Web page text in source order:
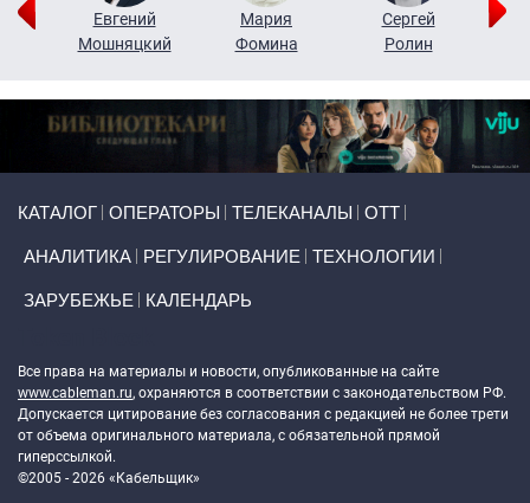
Евгений
Мошняцкий
Мария
Фомина
Сергей
Ролин
КАТАЛОГ ОПЕРАТОРЫ ТЕЛЕКАНАЛЫ ОТТ
АНАЛИТИКА РЕГУЛИРОВАНИЕ ТЕХНОЛОГИИ
ЗАРУБЕЖЬЕ КАЛЕНДАРЬ
Все права на материалы и новости, опубликованные на сайте
www.cableman.ru, охраняются в соответствии с законодательством РФ.
Допускается цитирование без согласования с редакцией не более трети
от объема оригинального материала, с обязательной прямой
гиперссылкой.
©2005 - 2026 «Кабельщик»